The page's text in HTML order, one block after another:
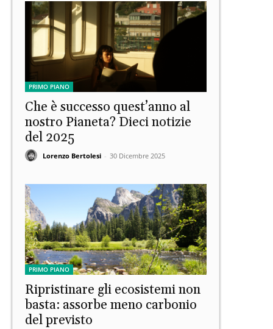
PRIMO PIANO
Che è successo quest’anno al
nostro Pianeta? Dieci notizie
del 2025
Lorenzo Bertolesi - 30 Dicembre 2025
PRIMO PIANO
Ripristinare gli ecosistemi non
basta: assorbe meno carbonio
del previsto